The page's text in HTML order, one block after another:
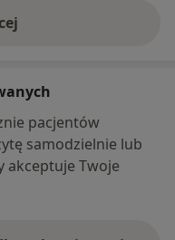
pacjentów
samodzielnie lub
akceptuje Twoje